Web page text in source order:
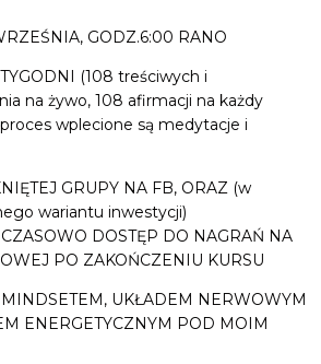
GODZ.6:00 RANO
TYGODNI (108 treściwych i
na żywo, 108 afirmacji na każdy
wplecione są medytacje i
GRUPY NA FB, ORAZ (w
wariantu inwestycji)
DOSTĘP DO NAGRAŃ NA
PO ZAKOŃCZENIU KURSU
UKŁADEM NERWOWYM
ENERGETYCZNYM POD MOIM